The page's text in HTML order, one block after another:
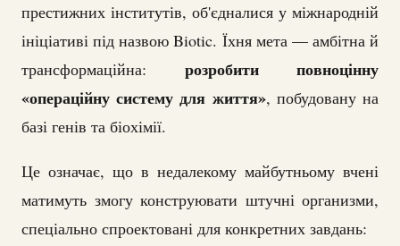
престижних інститутів, об'єдналися у міжнародній
ініціативі під назвою Biotic. Їхня мета — амбітна й
трансформаційна: розробити повноцінну
«операційну систему для життя», побудовану на
базі генів та біохімії.
Це означає, що в недалекому майбутньому вчені
матимуть змогу конструювати штучні организми,
спеціально спроектовані для конкретних завдань: